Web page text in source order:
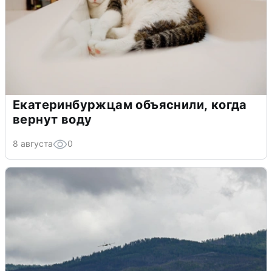
Екатеринбуржцам объяснили, когда
вернут воду
8 августа 0